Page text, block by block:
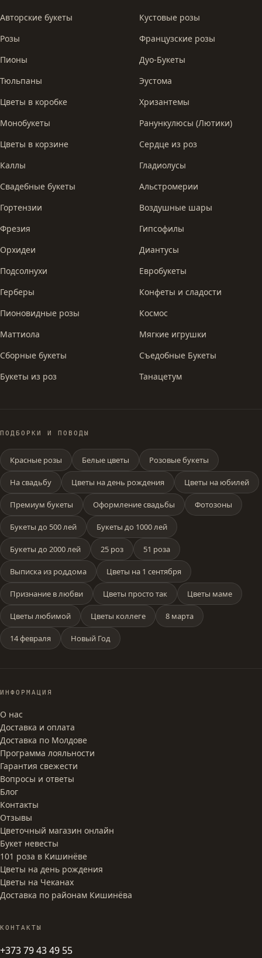
Авторские букеты
Розы
Пионы
Тюльпаны
Цветы в коробке
Монобукеты
Цветы в корзине
Каллы
Свадебные букеты
Гортензии
Фрезия
Орхидеи
Подсолнухи
Герберы
Пионовидные розы
Маттиола
Сборные букеты
Букеты из роз
Кустовые розы
Французские розы
Дуо-Букеты
Эустома
Хризантемы
Ранункулюсы (Лютики)
Сердце из роз
Гладиолусы
Альстромерии
Воздушные шары
Гипсофилы
Диантусы
Евробукеты
Конфеты и сладости
Космос
Мягкие игрушки
Съедобные Букеты
Танацетум
ПОДБОРКИ И ПОВОДЫ
Красные розы Белые цветы Розовые букеты
На свадьбу Цветы на день рождения Цветы на юбилей
Премиум букеты Оформление свадьбы Фотозоны
Букеты до 500 лей Букеты до 1000 лей
Букеты до 2000 лей 25 роз 51 роза
Выписка из роддома Цветы на 1 сентября
Признание в любви Цветы просто так Цветы маме
Цветы любимой Цветы коллеге 8 марта
14 февраля Новый Год
ИНФОРМАЦИЯ
О нас
Доставка и оплата
Доставка по Молдове
Программа лояльности
Гарантия свежести
Вопросы и ответы
Блог
Контакты
Отзывы
Цветочный магазин онлайн
Букет невесты
101 роза в Кишинёве
Цветы на день рождения
Цветы на Чеканах
Доставка по районам Кишинёва
КОНТАКТЫ
+373 79 43 49 55